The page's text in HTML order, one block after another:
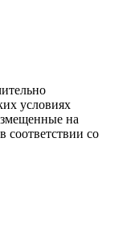
условиях
на
соответствии со